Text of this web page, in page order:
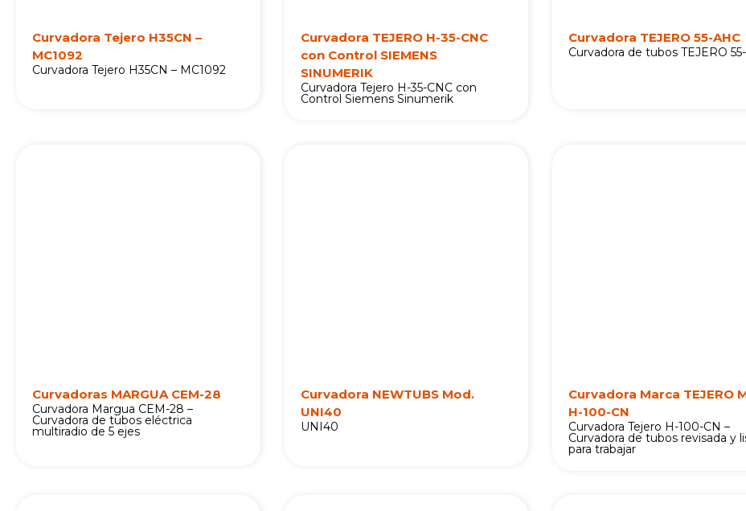
Curvadora Tejero H35CN –
MC1092
Curvadora Tejero H35CN – MC1092
Curvadora TEJERO H-35-CNC
con Control SIEMENS
SINUMERIK
Curvadora Tejero H-35-CNC con
Control Siemens Sinumerik
Curvadora TEJERO 55-AHC
Curvadora de tubos TEJERO
Curvadoras MARGUA CEM-28
Curvadora Margua CEM-28 –
Curvadora de tubos eléctrica
multiradio de 5 ejes
Curvadora NEWTUBS Mod.
UNI40
UNI40
Curvadora Marca TEJERO
H-100-CN
Curvadora Tejero H-100-CN –
Curvadora de tubos revisada y
para trabajar